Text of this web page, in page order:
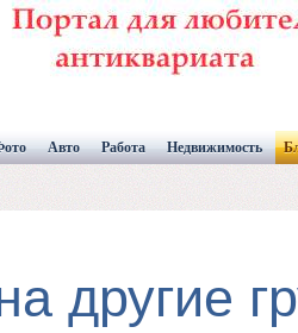
Авто Работа Недвижимость
другие